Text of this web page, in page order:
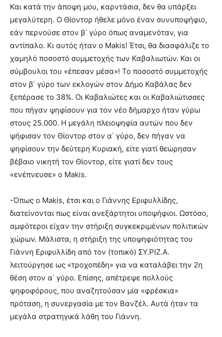
Και κατά την άποψη μου, καρντάσια, δεν θα υπάρξει
μεγαλύτερη. Ο Θίοντορ ήθελε μόνο έναν συνυποψήφιο,
εάν περνούσε στον β΄ γύρο όπως αναμενόταν, για
αντίπαλο. Κι αυτός ήταν ο Makis! Έτσι, θα διασφάλιζε το
χαμηλό ποσοστό συμμετοχής των Καβαλιωτών. Και οι
σύμβουλοι του «έπεσαν μέσα»! Το ποσοστό συμμετοχής
στον β΄ γύρο των εκλογών στον Δήμο Καβάλας δεν
ξεπέρασε το 38%. Οι Καβαλιώτες και οι Καβαλιώτισσες
που πήγαν ψηφίσουν για τον νέο δήμαρχο ήταν γύρω
στους 25.000. Η μεγάλη πλειοψηφία αυτών που δεν
ψήφισαν τον Θίοντορ στον α΄ γύρο, δεν πήγαν να
ψηφίσουν την δεύτερη Κυριακή, είτε γιατί θεώρησαν
βέβαιο νικητή τον Θίοντορ, είτε γιατί δεν τους
«ενέπνευσε» ο Makis.
-Όπως ο Makis, έτσι και ο Γιάννης Εριφυλλίδης,
διατείνονται πως είναι ανεξάρτητοι υποψήφιοι. Ωστόσο,
αμφότεροι είχαν την στήριξη συγκεκριμένων πολιτικών
χώρων. Μάλιστα, η στήριξη της υποψηφιότητας του
Γιάννη Εριφυλλίδη από τον (τοπικό) ΣΥ.ΡΙΖ.Α.
λειτούργησε ως «τροχοπέδη» για να καταλάβει την 2η
θέση στον α΄ γύρο. Επίσης, απέτρεψε πολλούς
ψηφοφόρους, που αναζητούσαν μία «φρέσκια»
πρόταση, η συνεργασία με τον Βανζέλ. Αυτά ήταν τα
μεγάλα στρατηγικά λάθη του Γιάννη.